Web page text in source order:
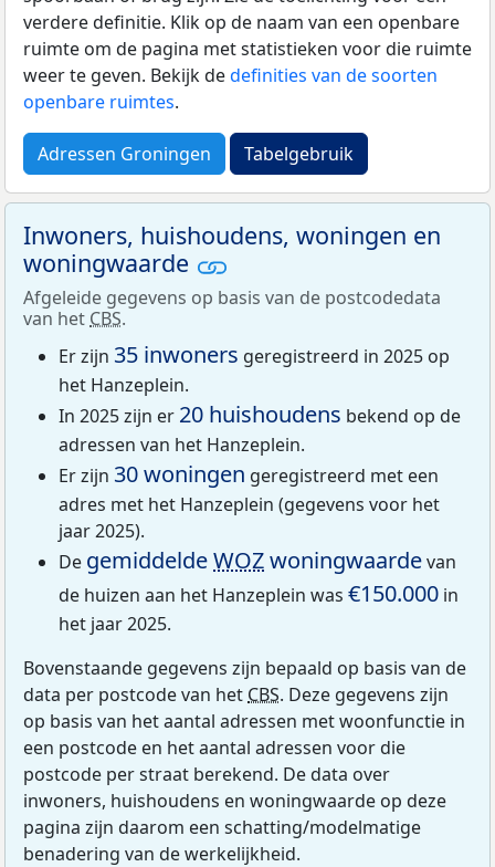
verdere definitie. Klik op de naam van een openbare
ruimte om de pagina met statistieken voor die ruimte
weer te geven. Bekijk dedefinities van de soorten
openbare ruimtes.
Adressen Groningen Tabelgebruik
Inwoners, huishoudens, woningen en
woningwaarde
Afgeleide gegevens op basis van de postcodedata
van het CBS.
Er zijn 35 inwoners geregistreerd in 2025 op
het Hanzeplein.
In 2025 zijn er 20 huishoudens bekend op de
adressen van het Hanzeplein.
Er zijn 30 woningen geregistreerd met een
adres met het Hanzeplein (gegevens voor het
jaar 2025).
De gemiddeldeWOZwoningwaardevan
de huizen aan het Hanzeplein was €150.000 in
het jaar 2025.
Bovenstaande gegevens zijn bepaald op basis van de
data per postcode van het CBS. Deze gegevens zijn
op basis van het aantal adressen met woonfunctie in
een postcode en het aantal adressen voor die
postcode per straat berekend. De data over
inwoners, huishoudens en woningwaarde op deze
pagina zijn daarom een schatting/modelmatige
benadering van de werkelijkheid.